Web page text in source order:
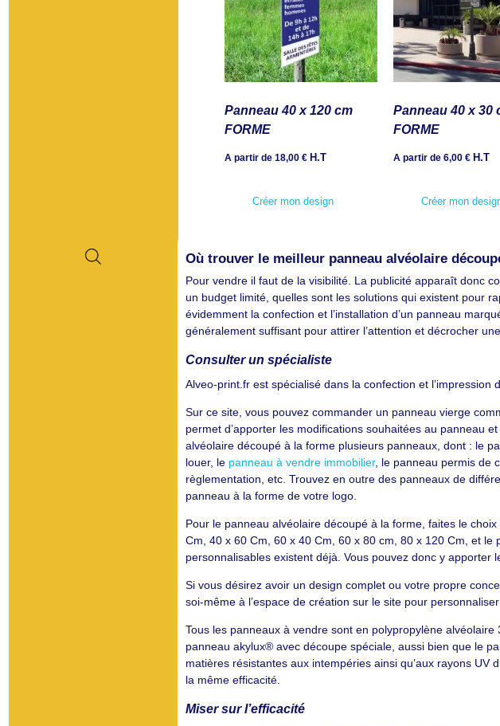
Panneau 40 x 120 cm
FORME
A partir de 18,00 € H.T
Créer mon design
Panneau 40 x 30
FORME
A partir de 6,00 € H.T
Créer mon
Où trouver le meilleur panneau alvéolaire
Pour vendre il faut de la visibilité. La publicité apparaît donc
un budget limité, quelles sont les solutions qui existent pour
évidemment la confection et l’installation d’un panneau
généralement suffisant pour attirer l’attention et décrocher
Consulter un spécialiste
Alveo-print.fr est spécialisé dans la confection et
Sur ce site, vous pouvez commander un panneau vierge
permet d’apporter les modifications souhaitées au panneau
alvéolaire découpé à la forme plusieurs panneaux, dont : le
louer, le panneau à vendre immobilier, le panneau permis de
règlementation, etc. Trouvez en outre des panneaux de
panneau à la forme de votre logo.
Pour le panneau alvéolaire découpé à la forme, faites le
Cm, 40 x 60 Cm, 60 x 40 Cm, 60 x 80 cm, 80 x 120 Cm, et
personnalisables existent déjà. Vous pouvez donc y apporter
Si vous désirez avoir un design complet ou votre propre
soi-même à l’espace de création sur le site pour
Tous les panneaux à vendre sont en polypropylène
panneau akylux® avec découpe spéciale, aussi bien que le
matières résistantes aux intempéries ainsi qu’aux rayons
la même efficacité.
Miser sur l’efficacité